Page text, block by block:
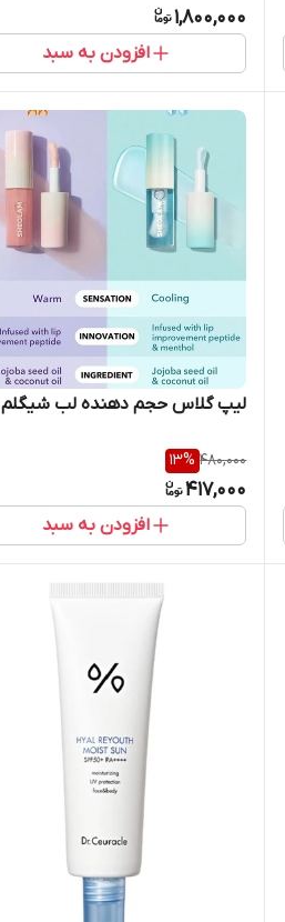
1,800,000
افزودن به سبد
لیپ گلاس حجم دهنده لب شیگلم
480,000
13%
417,000
افزودن به سبد